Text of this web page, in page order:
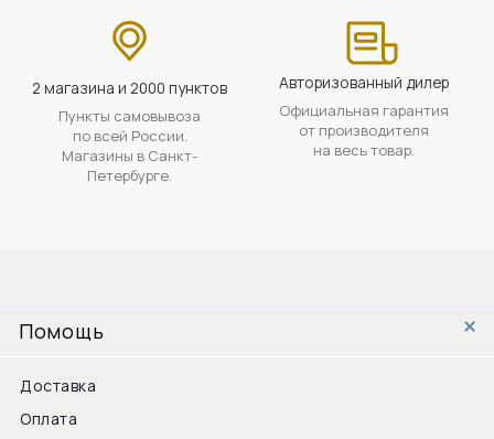
2 магазина и 2000 пунктов
Пункты самовывоза
по всей России.
Магазины в Санкт-
Петербурге.
Авторизованный дилер
Официальная гарантия
от производителя
на весь товар.
Помощь
Доставка
Оплата